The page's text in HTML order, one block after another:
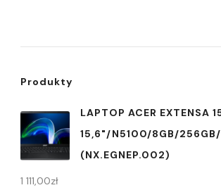
Produkty
LAPTOP ACER EXTENSA
15,6"/N5100/8GB/256GB/
(NX.EGNEP.002)
1 111,00zł